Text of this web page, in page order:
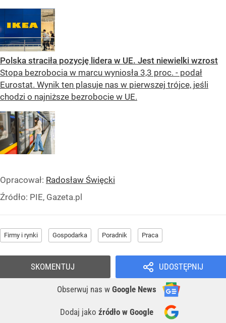
Polska straciła pozycję lidera w UE. Jest niewielki wzrost
Stopa bezrobocia w marcu wyniosła 3,3 proc. - podał
Eurostat. Wynik ten plasuje nas w pierwszej trójce, jeśli
chodzi o najniższe bezrobocie w UE.
Opracował: Radosław Święcki
Źródło: PIE, Gazeta.pl
Firmy i rynki Gospodarka Poradnik Praca
UDOSTĘPNIJ
Obserwuj nas w Google News
Dodaj jako źródło w Google
SKOMENTUJ